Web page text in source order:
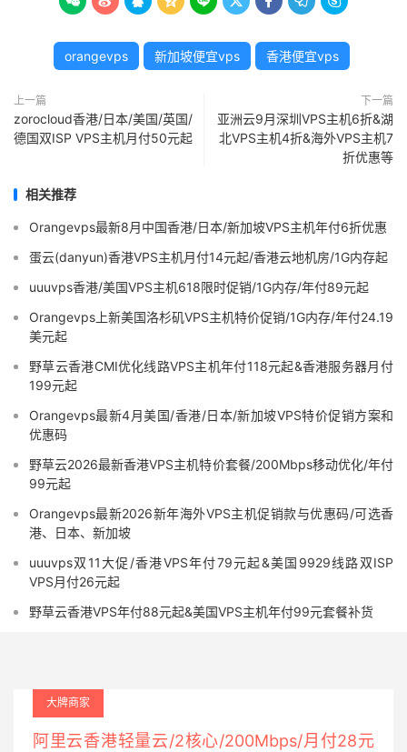
orangevps 新加坡便宜vps 香港便宜vps
上一篇
zorocloud香港/日本/美国/英国/
德国双ISP VPS主机月付50元起
下一篇
亚洲云9月深圳VPS主机6折&湖
北VPS主机4折&海外VPS主机7
折优惠等
相关推荐
Orangevps最新8月中国香港/日本/新加坡VPS主机年付6折优惠
蛋云(danyun)香港VPS主机月付14元起/香港云地机房/1G内存起
uuuvps香港/美国VPS主机618限时促销/1G内存/年付89元起
Orangevps上新美国洛杉矶VPS主机特价促销/1G内存/年付24.19
美元起
野草云香港CMI优化线路VPS主机年付118元起&香港服务器月付
199元起
Orangevps最新4月美国/香港/日本/新加坡VPS特价促销方案和
优惠码
野草云2026最新香港VPS主机特价套餐/200Mbps移动优化/年付
99元起
Orangevps最新2026新年海外VPS主机促销款与优惠码/可选香
港、日本、新加坡
uuuvps双11大促/香港VPS年付79元起&美国9929线路双ISP
VPS月付26元起
野草云香港VPS年付88元起&美国VPS主机年付99元套餐补货
大牌商家
阿里云香港轻量云/2核心/200Mbps/月付28元